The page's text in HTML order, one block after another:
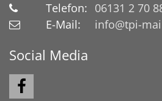
Telefon: 06131 2 70
E-Mail:
info@tpi-
Social Media